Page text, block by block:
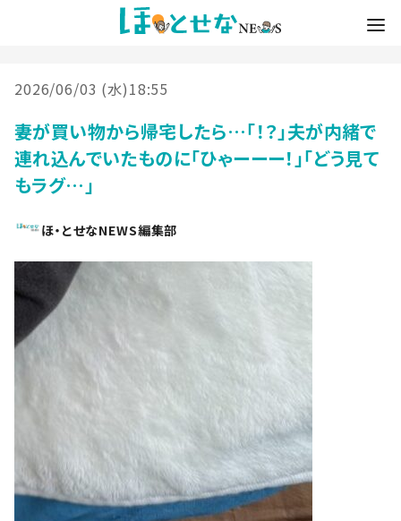
2026/06/03 (水)18:55
妻が買い物から帰宅したら…「！？」夫が内緒で
連れ込んでいたものに「ひゃーーー！」「どう見て
もラグ…」
ほ・とせなNEWS編集部